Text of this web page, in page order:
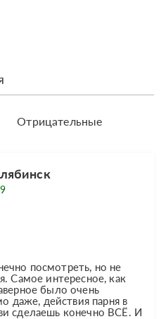
Отрицательные
посмотреть, но не
Самое интересное, как
было очень
даже, действия парня в
сделаешь конечно ВСЁ. И